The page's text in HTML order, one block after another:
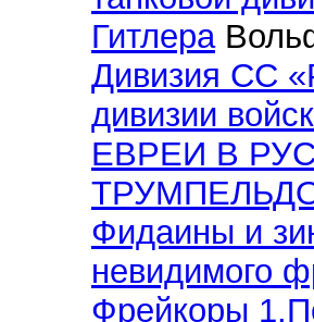
Гитлера
Дивизия СС
дивизии
ЕВРЕИ В
Фидаины и
невидимого
Фрейкоры